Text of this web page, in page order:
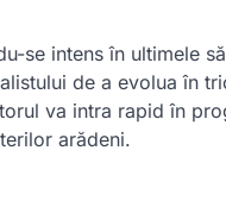
se intens în ultimele
de a evolua în
va intra rapid în
arădeni.